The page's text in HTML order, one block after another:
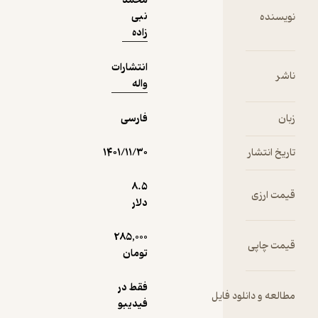
ششم
به چاپ
این کتاب
نویسنده با
نوشتن
ریاضی به
زاده به تالیف
نویسنده
نبی
زاده
ناشر
انتشارات
واله
زبان فارسی
تاریخ انتشار ۱۴۰۱/۱۱/۳۰
قیمت ارزی
8.۵
دلار
قیمت چاپی
285,000
تومان
مطالعه و دانلود فایل
فقط در
فیدیبو